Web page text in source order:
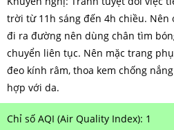
BẮC NINH
HƯNG YÊN
ĐÀ LẠT
NINH BÌNH
NAM ĐỊNH
trời từ 11h sáng đến 4h chiều. Nên
đi ra đường nên dùng chân tìm
chuyển liên tục. Nên mặc trang
đeo kính râm, thoa kem chống
hợp với da.
Chỉ số AQI (Air Quality Index): 1